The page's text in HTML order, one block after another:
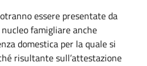
essere presentate da
famigliare anche
domestica per la quale si
risultante sull’attestazione